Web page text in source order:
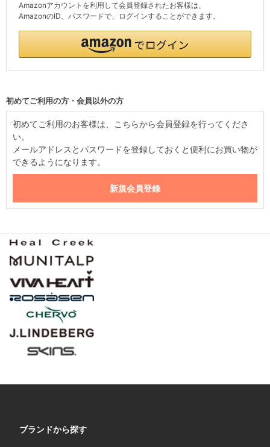
Amazonアカウントを利用して会員登録されたお客様は、
AmazonのID、パスワードで、ログインすることができます。
初めてご利用の方・会員以外の方
初めてご利用のお客様は、こちらから会員登録を行ってくださ
い。
メールアドレスとパスワードを登録しておくと便利にお買い物が
できるようになります。
ブランドから探す